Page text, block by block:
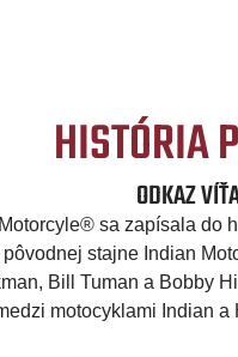
HISTÓRIA
ODKAZ
sa zapísala do
stajne Indian
Bill Tuman a Bobby
motocyklami Indian a